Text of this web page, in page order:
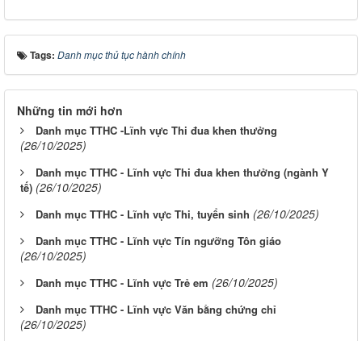
Tags: Danh mục thủ tục hành chính
Những tin mới hơn
Danh mục TTHC -Lĩnh vực Thi đua khen thưởng
(26/10/2025)
Danh mục TTHC - Lĩnh vực Thi đua khen thưởng (ngành Y
tế) (26/10/2025)
Danh mục TTHC - Lĩnh vực Thi, tuyển sinh (26/10/2025)
Danh mục TTHC - Lĩnh vực Tín ngưỡng Tôn giáo
(26/10/2025)
Danh mục TTHC - Lĩnh vực Trẻ em (26/10/2025)
Danh mục TTHC - Lĩnh vực Văn bằng chứng chỉ
(26/10/2025)